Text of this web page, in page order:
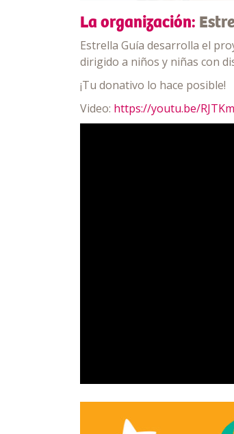
La organización:
Estrella Guía desarrolla el
dirigido a niños y niñas con
¡Tu donativo lo hace posible!
Video: https://youtu.be/